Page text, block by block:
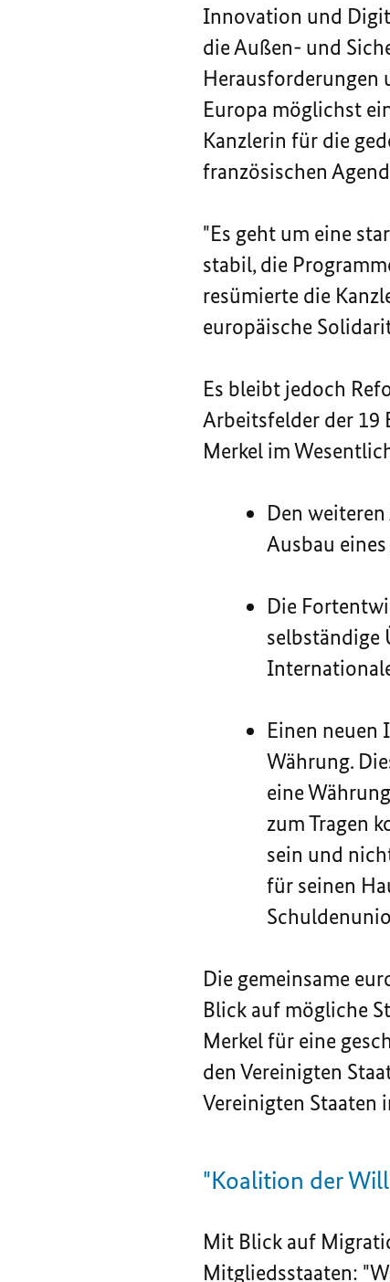
Innovation und
die Außen- und
Herausforderungen
Europa möglichst
Kanzlerin für die
französischen
"Es geht um eine
stabil, die
resümierte die
europäische
Es bleibt jedoch
Arbeitsfelder der 19
Merkel im
Den
Ausbau
Die
selbständige
Einen neuen
Währung.
eine
zum Tragen
sein und
für seinen
Die gemeinsame
Blick auf mögliche
Merkel für eine
den Vereinigten
Vereinigten Staaten
"Koalition der
Mit Blick auf
Mitgliedsstaaten: